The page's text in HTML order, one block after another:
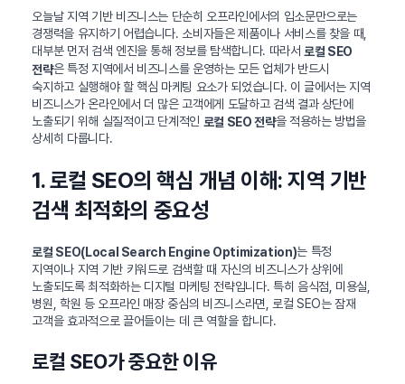
오늘날 지역 기반 비즈니스는 단순히 오프라인에서의 입소문만으로는
경쟁력을 유지하기 어렵습니다. 소비자들은 제품이나 서비스를 찾을 때,
대부분 먼저 검색 엔진을 통해 정보를 탐색합니다. 따라서 로컬 SEO
전략은 특정 지역에서 비즈니스를 운영하는 모든 업체가 반드시
숙지하고 실행해야 할 핵심 마케팅 요소가 되었습니다. 이 글에서는 지역
비즈니스가 온라인에서 더 많은 고객에게 도달하고 검색 결과 상단에
노출되기 위해 실질적이고 단계적인 로컬 SEO 전략을 적용하는 방법을
상세히 다룹니다.
1. 로컬 SEO의 핵심 개념 이해: 지역 기반
검색 최적화의 중요성
로컬 SEO(Local Search Engine Optimization)는 특정
지역이나 지역 기반 키워드로 검색할 때 자신의 비즈니스가 상위에
노출되도록 최적화하는 디지털 마케팅 전략입니다. 특히 음식점, 미용실,
병원, 학원 등 오프라인 매장 중심의 비즈니스라면, 로컬 SEO는 잠재
고객을 효과적으로 끌어들이는 데 큰 역할을 합니다.
로컬 SEO가 중요한 이유